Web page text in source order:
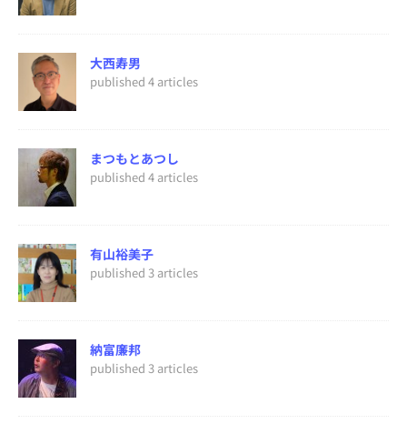
大西寿男
published 4 articles
まつもとあつし
published 4 articles
有山裕美子
published 3 articles
納富廉邦
published 3 articles